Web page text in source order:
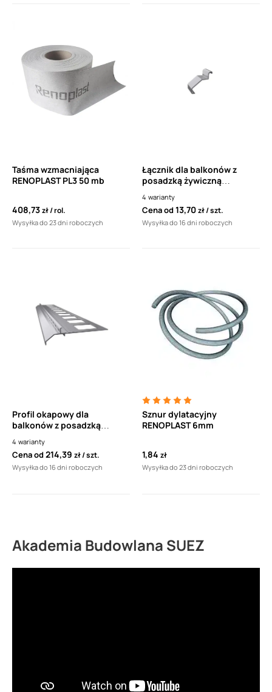
Taśma wzmacniająca
RENOPLAST PL3 50 mb
408,73zł rol.
Wysyłka do 23 dni roboczych
Łącznik dla balkonów z
posadzką żywiczną
K20/K20R
4 warianty
Cena od13,70zł szt.
Wysyłka do 16 dni roboczych
Profil okapowy dla
balkonów z posadzką
RENOPLAST K20 (1 sztuka - 2
mb)
4 warianty
Cena od214,39 zł szt.
Wysyłka do 16 dni roboczych
Sznur dylatacyjny
RENOPLAST 6mm
1,84 zł
Wysyłka do 23 dni roboczych
Akademia Budowlana SUEZ